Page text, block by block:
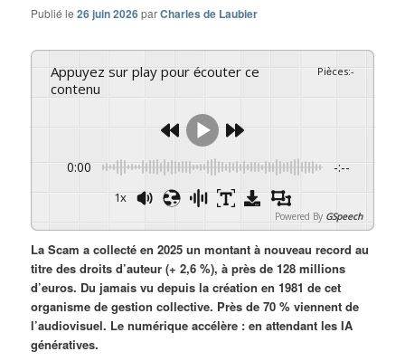
Publié le26 juin 2026parCharles de Laubier
Appuyez sur play pour écouter ce
contenu
Pièces:-
0:00 -:--
1x
Powered By GSpeech
La Scam a collecté en 2025 un montant à nouveau record au
titre des droits d’auteur (+ 2,6 %), à près de 128 millions
d’euros. Du jamais vu depuis la création en 1981 de cet
organisme de gestion collective. Près de 70 % viennent de
l’audiovisuel. Le numérique accélère : en attendant les IA
génératives.